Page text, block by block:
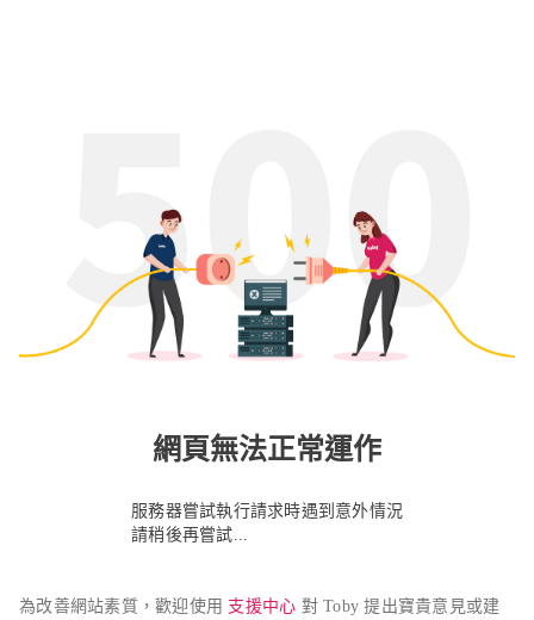
網頁無法正常運作
服務器嘗試執行請求時遇到意外情況
請稍後再嘗試...
為改善網站素質，歡迎使用 支援中心 對 Toby 提出寶貴意見或建